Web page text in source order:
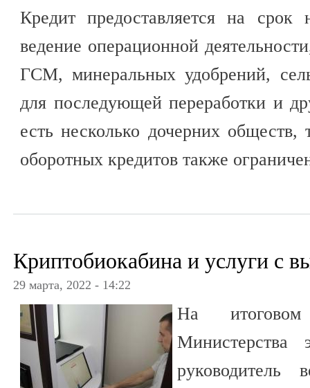
Кредит предоставляется на
ведение операционной
ГСМ, минеральных удобрений,
для последующей переработки и
есть несколько дочерних
оборотных кредитов также
Криптобиокабина и услуги с
29 марта, 2022 - 14:22
На итоговом
Министерства
руководитель